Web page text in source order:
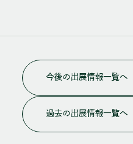
今後の出展情報一覧へ
過去の出展情報一覧へ